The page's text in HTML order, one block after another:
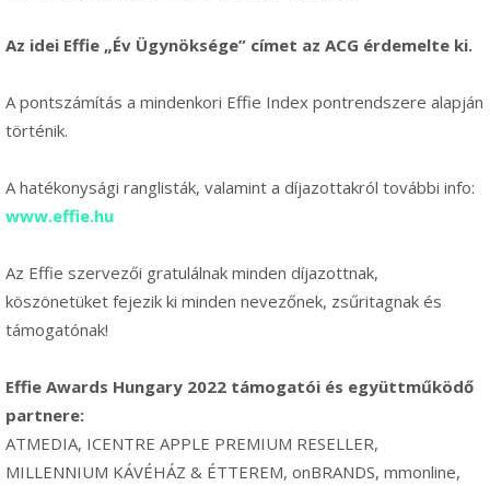
Az idei Effie „Év Ügynöksége” címet az ACG érdemelte ki.
A pontszámítás a mindenkori Effie Index pontrendszere alapján
történik.
A hatékonysági ranglisták, valamint a díjazottakról további info:
www.effie.hu
Az Effie szervezői gratulálnak minden díjazottnak,
köszönetüket fejezik ki minden nevezőnek, zsűritagnak és
támogatónak!
Effie Awards Hungary 2022 támogatói és együttműködő
partnere:
ATMEDIA, ICENTRE APPLE PREMIUM RESELLER,
MILLENNIUM KÁVÉHÁZ & ÉTTEREM, onBRANDS, mmonline,